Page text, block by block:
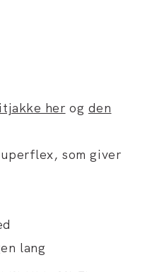
her og den
som giver
lang